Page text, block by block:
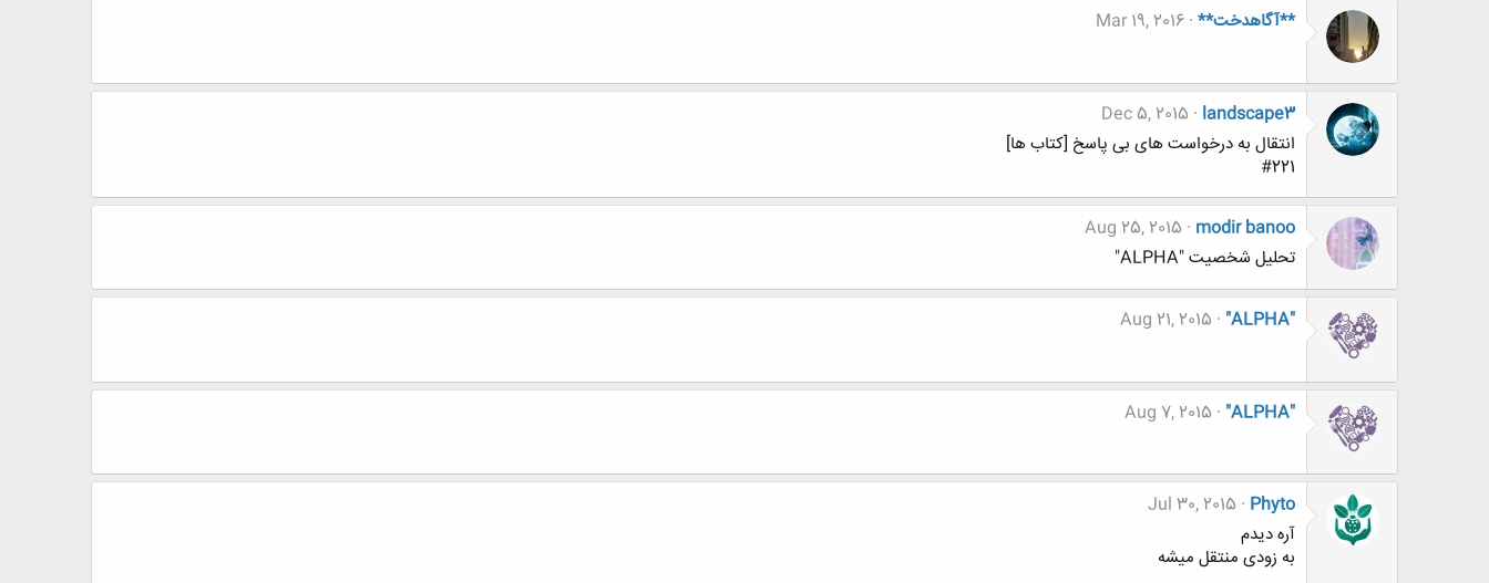
**آگاهدخت** Mar 19, 2016
landscape3
Dec 5, 2015
انتقال به درخواست های بی پاسخ [کتاب ها]
#221
modir banoo
Aug 25, 2015
تحلیل شخصیت "ALPHA"
"ALPHA"
Aug 21, 2015
"ALPHA"
Aug 7, 2015
Phyto
Jul 30, 2015
آره دیدم
به زودی منتقل میشه